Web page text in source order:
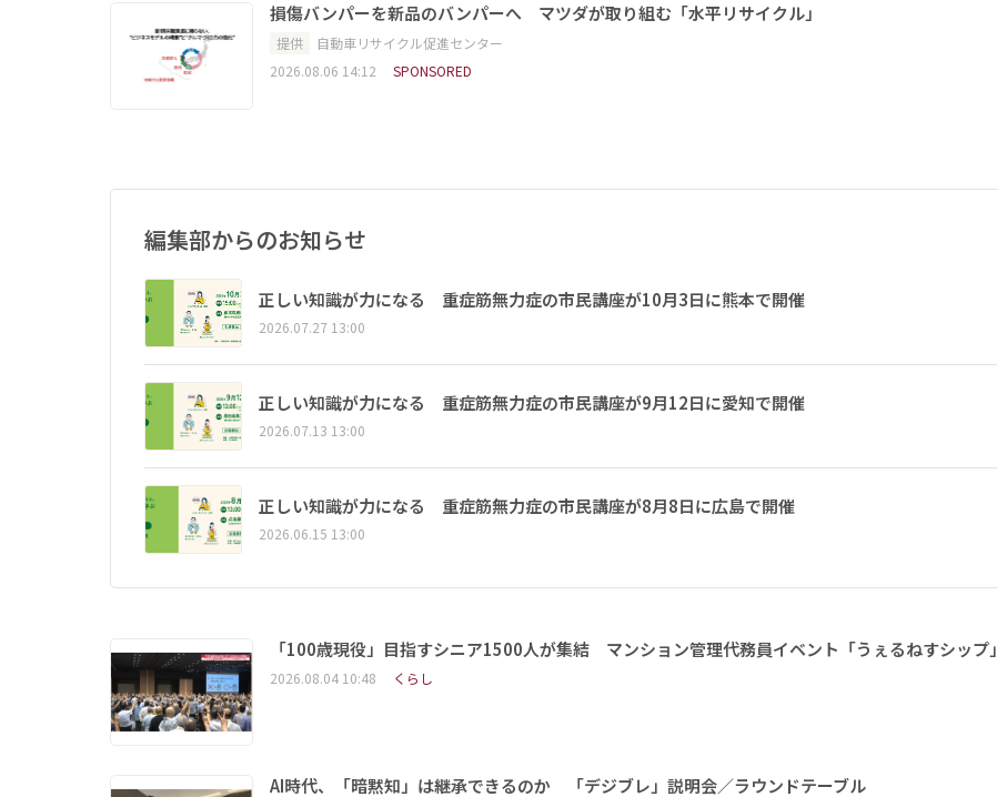
損傷バンパーを新品のバンパーへ マツダが取り組む「水平リサイクル」
提供
自動車リサイクル促進センター
2026.08.06 14:12
SPONSORED
編集部からのお知らせ
正しい知識が力になる 重症筋無力症の市民講座が10月3日に熊本で開催
2026.07.27 13:00
正しい知識が力になる 重症筋無力症の市民講座が9月12日に愛知で開催
2026.07.13 13:00
正しい知識が力になる 重症筋無力症の市民講座が8月8日に広島で開催
2026.06.15 13:00
「100歳現役」目指すシニア1500人が集結 マンション管理代務員イベント「うぇるねすシップ」
2026.08.04 10:48 くらし
AI時代、「暗黙知」は継承できるのか 「デジブレ」説明会／ラウンドテーブル